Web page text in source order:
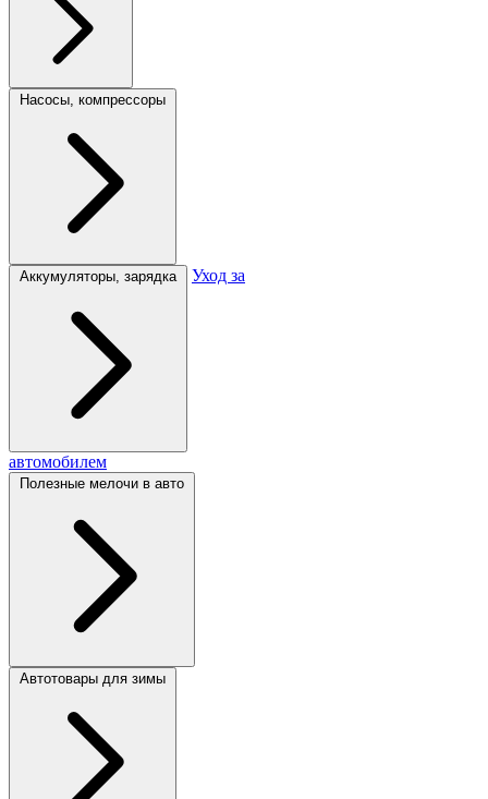
Насосы, компрессоры
Аккумуляторы, зарядка Уход за
автомобилем
Полезные мелочи в авто
Автотовары для зимы